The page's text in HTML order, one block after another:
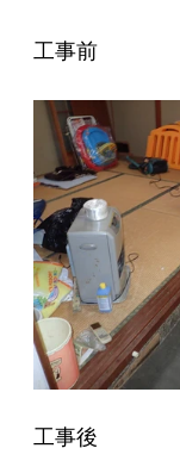
工事前
工事後